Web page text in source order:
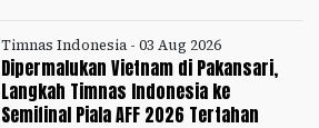
Timnas Indonesia - 03 Aug 2026
Dipermalukan Vietnam di Pakansari,
Langkah Timnas Indonesia ke
Semifinal Piala AFF 2026 Tertahan